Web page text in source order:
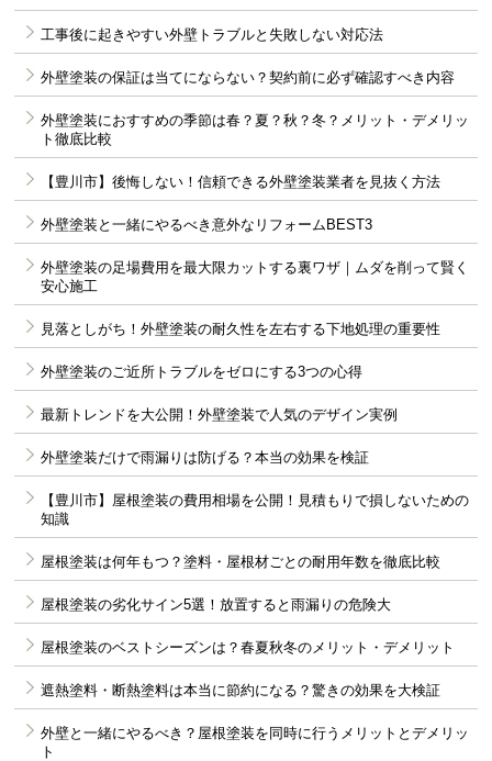
工事後に起きやすい外壁トラブルと失敗しない対応法
外壁塗装の保証は当てにならない？契約前に必ず確認すべき内容
外壁塗装におすすめの季節は春？夏？秋？冬？メリット・デメリッ
ト徹底比較
【豊川市】後悔しない！信頼できる外壁塗装業者を見抜く方法
外壁塗装と一緒にやるべき意外なリフォームBEST3
外壁塗装の足場費用を最大限カットする裏ワザ｜ムダを削って賢く
安心施工
見落としがち！外壁塗装の耐久性を左右する下地処理の重要性
外壁塗装のご近所トラブルをゼロにする3つの心得
最新トレンドを大公開！外壁塗装で人気のデザイン実例
外壁塗装だけで雨漏りは防げる？本当の効果を検証
【豊川市】屋根塗装の費用相場を公開！見積もりで損しないための
知識
屋根塗装は何年もつ？塗料・屋根材ごとの耐用年数を徹底比較
屋根塗装の劣化サイン5選！放置すると雨漏りの危険大
屋根塗装のベストシーズンは？春夏秋冬のメリット・デメリット
遮熱塗料・断熱塗料は本当に節約になる？驚きの効果を大検証
外壁と一緒にやるべき？屋根塗装を同時に行うメリットとデメリッ
ト